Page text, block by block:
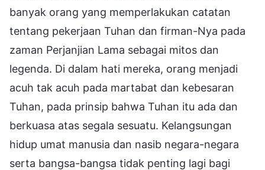
banyak orang yang memperlakukan catatan
tentang pekerjaan Tuhan dan firman-Nya pada
zaman Perjanjian Lama sebagai mitos dan
legenda. Di dalam hati mereka, orang menjadi
acuh tak acuh pada martabat dan kebesaran
Tuhan, pada prinsip bahwa Tuhan itu ada dan
berkuasa atas segala sesuatu. Kelangsungan
hidup umat manusia dan nasib negara-negara
serta bangsa-bangsa tidak penting lagi bagi